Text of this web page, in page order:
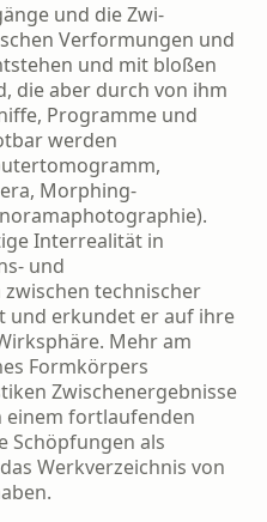
und die Zwi­
Verformun­gen und
und mit bloßen
die aber durch von ihm
Programme und
werden
Morphing-
Interrealität in
und
technischer
und erkundet er auf ihre
Mehr am
Formkörpers
Zwischenergebnisse
fortlaufenden
Schöpfungen als
Werkverzeich­nis von